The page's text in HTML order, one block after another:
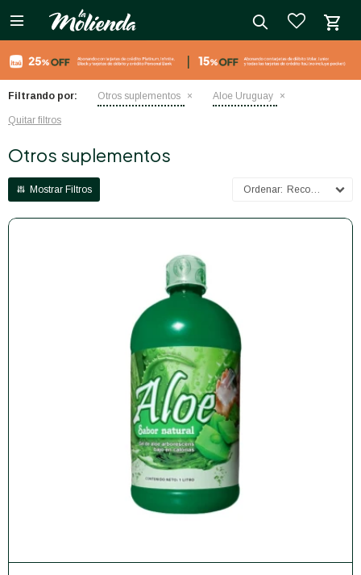

Filtrando por: Otros suplementos Aloe Uruguay
Quitar filtros
Otros suplementos
Recomendados